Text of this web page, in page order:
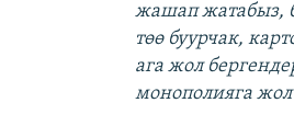
жашап жатабыз,
төө буурчак,
ага жол
монополияга